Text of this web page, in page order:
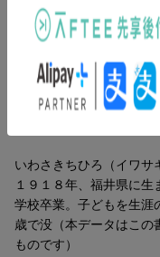
＜付録＞
（「はじめに」より）
込むより、もっとずっと
し、智恵もいるし、と
ろの私たちは、ほとんど
が、武芸の名人達人たち
志したりする理由が、こ
著者情報（「
井上ひさし（イノウエヒ
１９３４年山形県に生
卒業。作家、劇作家。
まつ座代表。ＮＨＫテ
いわさきちひろ（イワサ
１９１８年、福井県に
学校卒業。子どもを生涯
歳で没（本データはこの
ものです）